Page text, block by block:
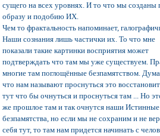
сущего на всех уровнях. И то что мы созданы
образу и подобию ИХ.
Чем то фрактальность напоминает,
Наши сознания лишь частички их. То что мне
показали такие картинки восприятия может
подтверждать что там мы уже существуем.
многие там поглощённые безпамятством.
что нам называют проснуться это
тут что бы очнуться и проснуться там ... Но
же прошлое там и так очнутся наши
безпамятства, но если мы не сохраним и не
себя тут, то там нам придется начинать с